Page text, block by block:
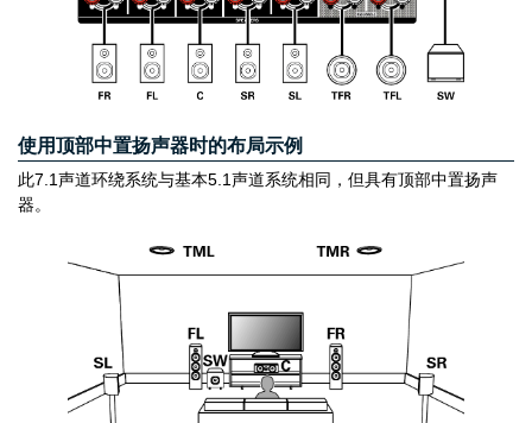
使用顶部中置扬声器时的布局示例
此7.1声道环绕系统与基本5.1声道系统相同，但具有顶部中置扬声
器。